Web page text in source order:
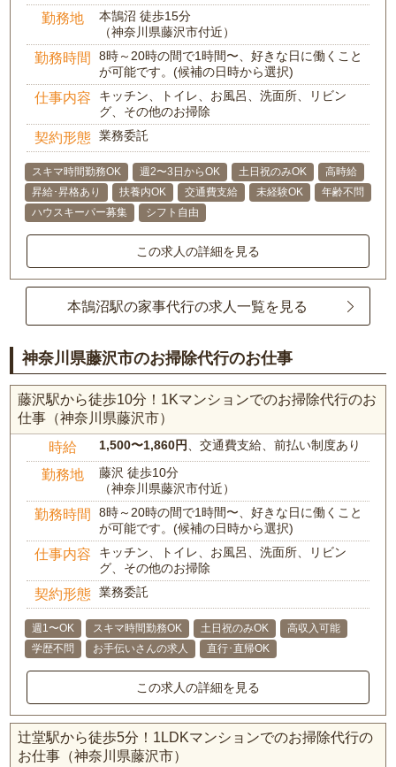
勤務地
本鵠沼 徒歩15分
（神奈川県藤沢市付近）
勤務時間
8時～20時の間で1時間〜、好きな日に働くこと
が可能です。(候補の日時から選択)
仕事内容
キッチン、トイレ、お風呂、洗面所、リビン
グ、その他のお掃除
契約形態 業務委託
スキマ時間勤務OK 週2〜3日からOK 土日祝のみOK
高時給
昇給･昇格あり
扶養内OK 交通費支給 未経験OK
年齢不問
ハウスキーパー募集
シフト自由
この求人の詳細を見る
本鵠沼駅の家事代行の求人一覧を見る
神奈川県藤沢市のお掃除代行のお仕事
藤沢駅から徒歩10分！1Kマンションでのお掃除代行のお
仕事（神奈川県藤沢市）
時給 1,500〜1,860円 、交通費支給、前払い制度あり
勤務地
藤沢 徒歩10分
（神奈川県藤沢市付近）
勤務時間
8時～20時の間で1時間〜、好きな日に働くこと
が可能です。(候補の日時から選択)
仕事内容
キッチン、トイレ、お風呂、洗面所、リビン
グ、その他のお掃除
契約形態 業務委託
週1〜OK スキマ時間勤務OK 土日祝のみOK
高収入可能
学歴不問
お手伝いさんの求人 直行･直帰OK
この求人の詳細を見る
辻堂駅から徒歩5分！1LDKマンションでのお掃除代行の
お仕事（神奈川県藤沢市）